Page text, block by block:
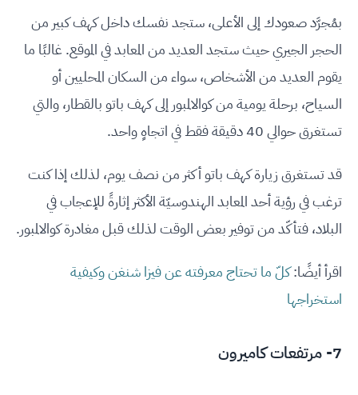
بمُجرَّد صعودك إلى الأعلى، ستجد نفسك داخل كهف كبير من
الحجر الجيري حيث ستجد العديد من المعابد في الموقع. غالبًا ما
يقوم العديد من الأشخاص، سواء من السكان المحليين أو
السياح، برحلة يومية من كوالالمبور إلى كهف باتو بالقطار، والتي
تستغرق حوالي 40 دقيقة فقط في اتجاهٍ واحد.
قد تستغرق زيارة كهف باتو أكثر من نصف يوم، لذلك إذا كنت
ترغب في رؤية أحد المعابد الهندوسيّة الأكثر إثارةً للإعجاب في
البلاد، فتأكّد من توفير بعض الوقت لذلك قبل مغادرة كوالالمبور.
اقرأ أيضًا:كلّ ما تحتاج معرفته عن فيزا شنغن وكيفية
استخراجها
7- مرتفعات كاميرون